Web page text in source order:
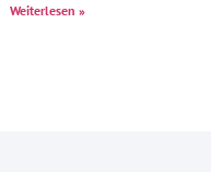
Weiterlesen »